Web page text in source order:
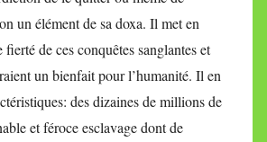
un élément de sa doxa. Il met en
fierté de ces conquêtes sanglantes et
un bienfait pour l’humanité. Il en
des dizaines de millions de
et féroce esclavage dont de